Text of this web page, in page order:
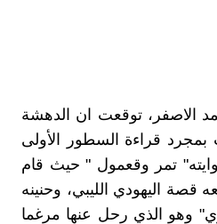
الاصفر، توقعت ان الدهشة
قراءة السطور الأولى
تمر وقعمول " حيث قام
قصة اليهودي الليبي، وحنينه
وهو الذي رحل عنها مرغما